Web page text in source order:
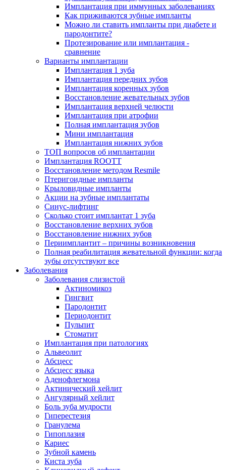
Имплантация при иммунных заболеваниях
Как приживаются зубные импланты
Можно ли ставить импланты при диабете и
пародонтите?
Протезирование или имплантация -
сравнение
Варианты имплантации
Имплантация 1 зуба
Имплантация передних зубов
Имплантация коренных зубов
Восстановление жевательных зубов
Имплантация верхней челюсти
Имплантация при атрофии
Полная имплантация зубов
Мини имплантация
Имплантация нижних зубов
ТОП вопросов об имплантации
Имплантация ROOTT
Восстановление методом Resmile
Птеригоидные импланты
Крыловидные импланты
Акции на зубные имплантаты
Синус-лифтинг
Сколько стоит имплантат 1 зуба
Восстановление верхних зубов
Восстановление нижних зубов
Периимплантит – причины возникновения
Полная реабилитация жевательной функции: когда
зубы отсутствуют все
Заболевания
Заболевания слизистой
Актиномикоз
Гингвит
Пародонтит
Периодонтит
Пульпит
Стоматит
Имплантация при патологиях
Альвеолит
Абсцесс
Абсцесс языка
Аденофлегмона
Актинический хейлит
Ангулярный хейлит
Боль зуба мудрости
Гиперестезия
Гранулема
Гипоплазия
Кариес
Зубной камень
Киста зуба